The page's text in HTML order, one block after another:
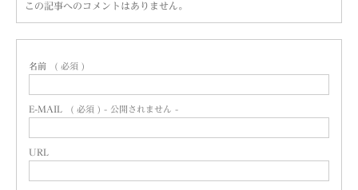
この記事へのコメントはありません。
名前 ( 必須 )
E-MAIL ( 必須 ) - 公開されません -
URL